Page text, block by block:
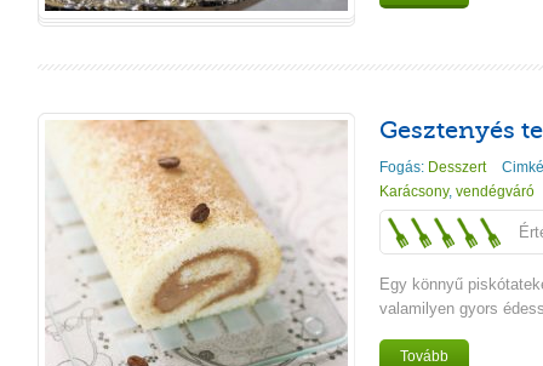
Gesztenyés
Fogás: Desszert
Karácsony, vendégváró
Egy könnyű
valamilyen gyors
Tovább